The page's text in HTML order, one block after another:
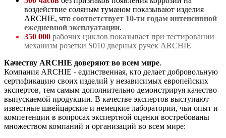
воздействие соляным туманом показывают изделия
ARCHIE, что соответствует 10-ти годам интенсивной
ежедневной эксплуатации.
350 000 рабочих циклов показывает при тестировании
механизм розетки S010 дверных ручек ARCHIE
Качеству ARCHIE доверяют во всем мире.
Компания ARCHIE - единственная, кто делает добровольную
сертификацию своих изделий у независимых европейских
экспертов, тем самым дополнительно демонстрируя качество
выпускаемой продукции. В качестве экспертов выступают
известные швейцарские и немецкие лаборатории, чьи опыт и
компетенции в вопросах экспертной оценки востребованы
множеством компаний и организаций во всем мире: